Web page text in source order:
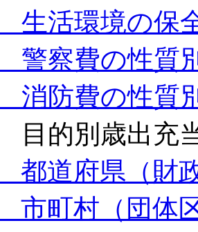
生活環境の保
警察費の性質
消防費の性質
目的別歳出充
都道府県（財
市町村（団体